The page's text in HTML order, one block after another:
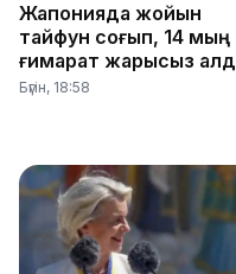
Жапонияда жойқын
тайфун соғып, 14 мың
ғимарат жарықсыз
Бүгін, 18:58